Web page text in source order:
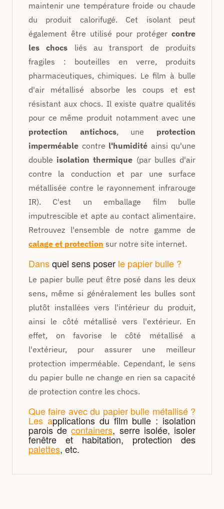
maintenir une température froide ou chaude
du produit calorifugé. Cet isolant peut
également être utilisé pour protéger contre
les chocs liés au transport de produits
fragiles : bouteilles en verre, produits
pharmaceutiques, chimiques. Le film à bulle
d'air métallisé absorbe les coups et est
résistant aux chocs. Il existe quatre qualités
pour ce même produit notamment avec une
protection antichocs, une protection
imperméable contre l'humidité ainsi qu'une
double isolation thermique (par bulles d'air
contre la conduction et par une surface
métallisée contre le rayonnement infrarouge
IR). C'est un emballage film bulle
imputrescible et apte au contact alimentaire.
Retrouvez l'ensemble de notre gamme de
calage et protection sur notre site internet.
Dansquel sens poser le papier bulle ?
Le papier bulle peut être posé dans les deux
sens, même si généralement les bulles sont
plutôt installées vers l'intérieur du produit,
ainsi le côté métallisé vers l'extérieur. En
effet, on favorise le côté métallisé a
l'extérieur, pour assurer une meilleur
protection imperméable. Cependant, le sens
du papier bulle ne change en rien sa capacité
de protection contre les chocs.
Que faire avec du papier bulle métallisé ?
Les applications du film bulle : isolation
parois de containers, serre isolée, isoler
fenêtre et habitation, protection des
palettes, etc.